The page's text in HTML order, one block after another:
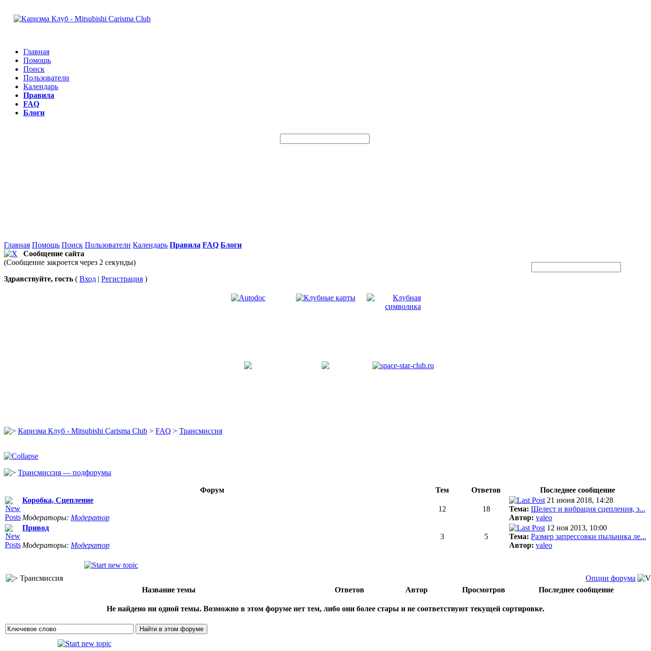
Главная
Помощь
Поиск
Пользователи
Календарь
Правила
FAQ
Блоги
Главная Помощь Поиск Пользователи Календарь Правила FAQ Блоги
Сообщение сайта
(Сообщение закроется через 2 секунды)
Здравствуйте, гость ( Вход | Регистрация )
Каризма Клуб - Mitsubishi Carisma Club > FAQ > Трансмиссия
Трансмиссия — подфорумы
Форум Тем Ответов
Последнее сообщение
Коробка, Сцепление
Модераторы: Модератор
12 18
21 июня 2018, 14:28
Тема: Шелест и вибрация сцепления, з...
Автор: valeo
Привод
Модераторы: Модератор
3 5
12 ноя 2013, 10:00
Тема: Размер запрессовки пыльника ле...
Автор: valeo
Трансмиссия
Опции форума
Название темы
Ответов Автор Просмотров Последнее сообщение
Не найдено ни одной темы. Возможно в этом форуме нет тем, либо они более стары и не соответствуют текущей сортировке.